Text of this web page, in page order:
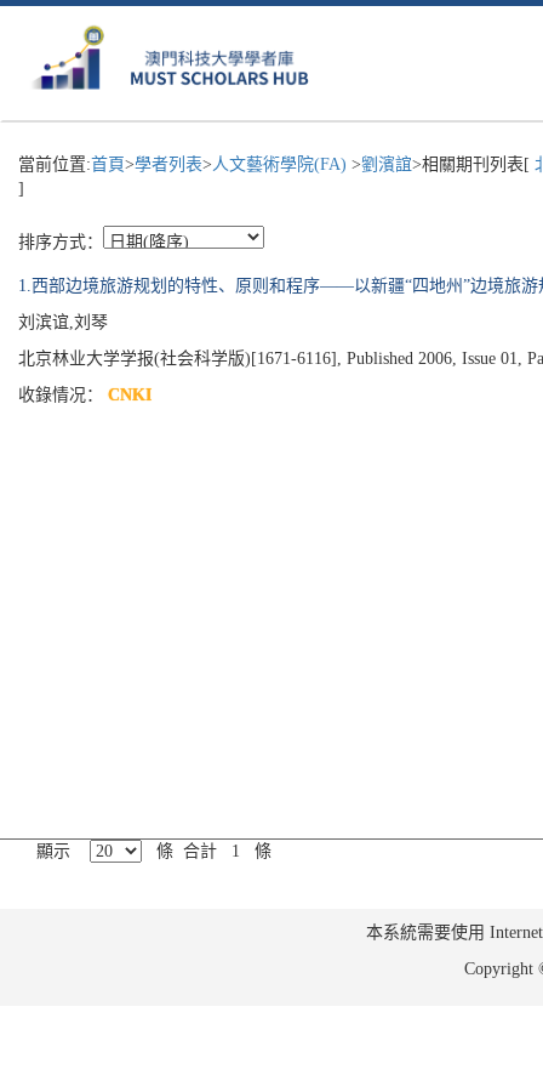
當前位置:首頁>學者列表>人文藝術學院(FA) >劉濱誼>相關期刊列表[
]
排序方式：
1.西部边境旅游规划的特性、原则和程序——以新疆“四地州”边境旅游
刘滨谊,刘琴
北京林业大学学报(社会科学版)[1671-6116], Published 2006, Issue 01,
收錄情况： CNKI
顯示 條 合計 1 條
本系統需要使用
Copyright